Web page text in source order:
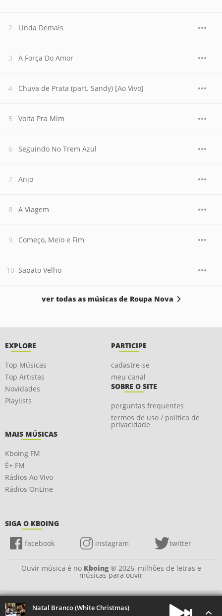
Linda Demais
A Força Do Amor
Chuva de Prata (part. Sandy) [Ao Vivo]
Volta Pra Mim
Seguindo No Trem Azul
Anjo
A Viagem
Começo, Meio e Fim
Sapato Velho
ver todas as músicas de Roupa Nova
EXPLORE
Top Músicas
Top Artistas
Novidades
Playlists
PARTICIPE
cadastre-se
meu canal
SOBRE O SITE
perguntas frequentes
termos de uso / política de
privacidade
MAIS MÚSICAS
Kboing FM
É+ FM
Rádios Ao Vivo
Rádios OnLine
SIGA O KBOING
facebook instagram twitter
Ouvir música é no Kboing® 2026, milhões de letras e
músicas para ouvir
Natal Branco (White Christmas)